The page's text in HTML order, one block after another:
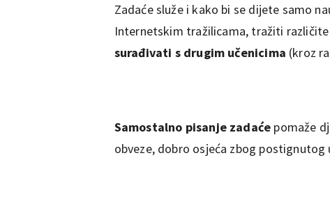
Zadaće služe i kako bi se dijete samo
Internetskim tražilicama, tražiti
surađivati s drugim učenicima (kroz
Samostalno pisanje zadaće pomaže
obveze, dobro osjeća zbog postignutog